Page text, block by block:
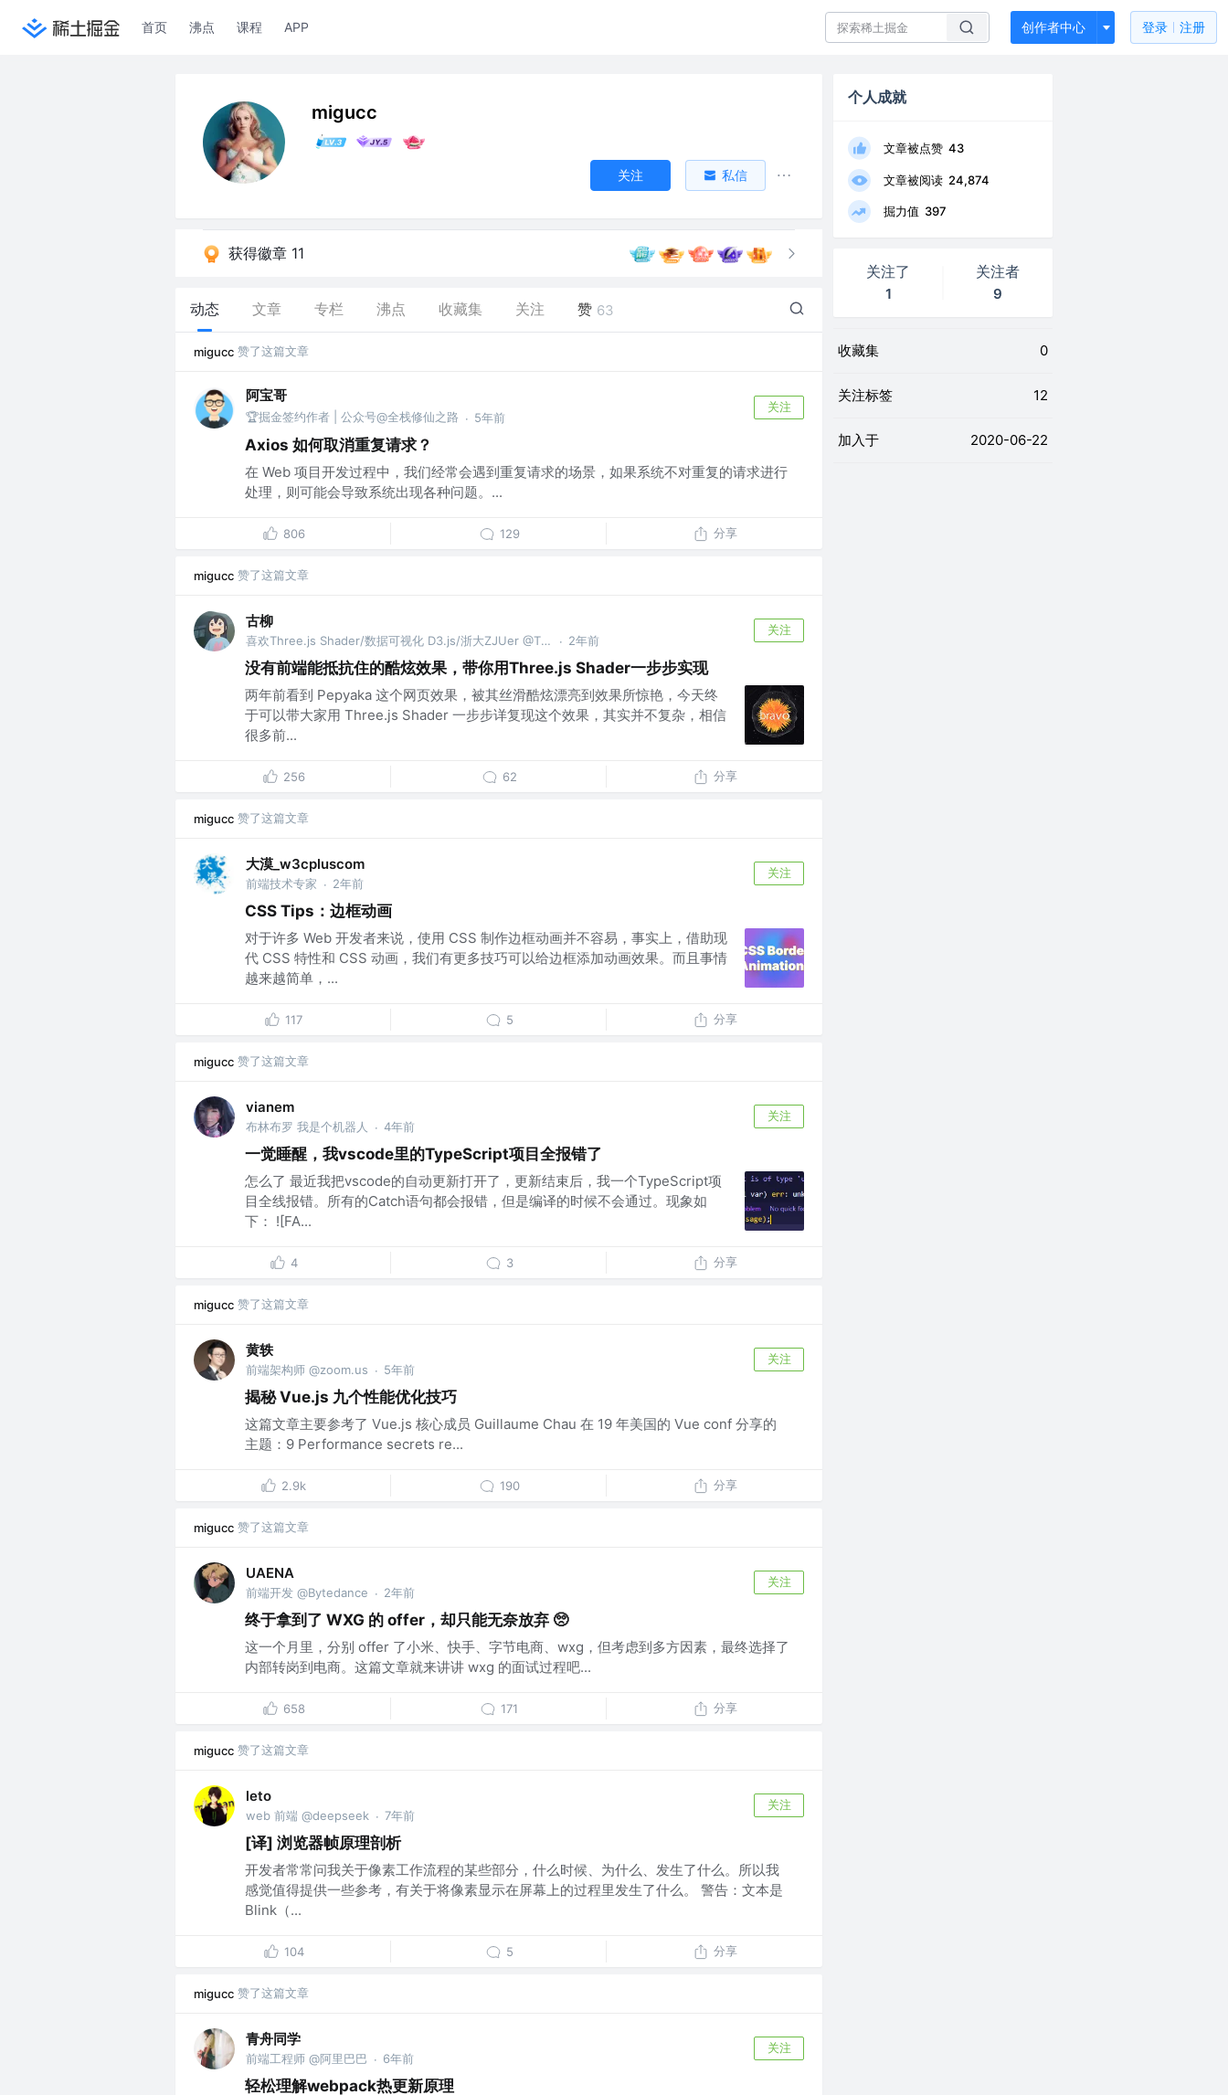
首页 沸点 课程 APP 创作者中心 登录 注册
migucc
关注 私信
获得徽章 11
动态 文章 专栏 沸点 收藏集 关注 赞 63
migucc 赞了这篇文章
阿宝哥
🏆掘金签约作者 | 公众号@全栈修仙之路 · 5年前
关注
Axios 如何取消重复请求？
在 Web 项目开发过程中，我们经常会遇到重复请求的场景，如果系统不对重复的请求进行
处理，则可能会导致系统出现各种问题。...
806 129 分享
migucc 赞了这篇文章
古柳
喜欢Three.js Shader/数据可视化 D3.js/浙大ZJUer @Three.js Shader / D3.js 数据可视化 · 2年前
关注
没有前端能抵抗住的酷炫效果，带你用Three.js Shader一步步实现
两年前看到 Pepyaka 这个网页效果，被其丝滑酷炫漂亮到效果所惊艳，今天终
于可以带大家用 Three.js Shader 一步步详复现这个效果，其实并不复杂，相信
很多前...
256 62 分享
migucc 赞了这篇文章
大漠_w3cpluscom
前端技术专家 · 2年前
关注
CSS Tips：边框动画
对于许多 Web 开发者来说，使用 CSS 制作边框动画并不容易，事实上，借助现
代 CSS 特性和 CSS 动画，我们有更多技巧可以给边框添加动画效果。而且事情
越来越简单，...
117 5 分享
migucc 赞了这篇文章
vianem
布林布罗 我是个机器人 · 4年前
关注
一觉睡醒，我vscode里的TypeScript项目全报错了
怎么了 最近我把vscode的自动更新打开了，更新结束后，我一个TypeScript项
目全线报错。所有的Catch语句都会报错，但是编译的时候不会通过。现象如
下： ![FA...
4 3 分享
migucc 赞了这篇文章
黄轶
前端架构师 @zoom.us · 5年前
关注
揭秘 Vue.js 九个性能优化技巧
这篇文章主要参考了 Vue.js 核心成员 Guillaume Chau 在 19 年美国的 Vue conf 分享的
主题：9 Performance secrets re...
2.9k 190 分享
migucc 赞了这篇文章
UAENA
前端开发 @Bytedance · 2年前
关注
终于拿到了 WXG 的 offer，却只能无奈放弃 🥺
这一个月里，分别 offer 了小米、快手、字节电商、wxg，但考虑到多方因素，最终选择了
内部转岗到电商。这篇文章就来讲讲 wxg 的面试过程吧...
658 171 分享
migucc 赞了这篇文章
leto
web 前端 @deepseek · 7年前
关注
[译] 浏览器帧原理剖析
开发者常常问我关于像素工作流程的某些部分，什么时候、为什么、发生了什么。所以我
感觉值得提供一些参考，有关于将像素显示在屏幕上的过程里发生了什么。 警告：文本是
Blink（...
104 5 分享
migucc 赞了这篇文章
青舟同学
前端工程师 @阿里巴巴 · 6年前
关注
轻松理解webpack热更新原理
个人成就
文章被点赞 43
文章被阅读 24,874
掘力值 397
关注了
1
关注者
9
收藏集 0
关注标签 12
加入于 2020-06-22